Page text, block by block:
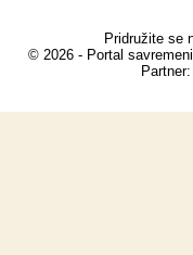
Pridružite se
© 2026 - Portal